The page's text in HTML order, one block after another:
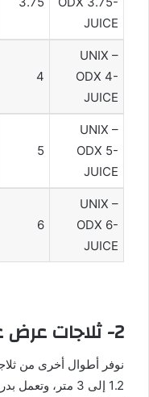
JUICE
UNIX –
ODX 4-
JUICE
4
UNIX –
ODX 5-
JUICE
5
UNIX –
ODX 6-
JUICE
6
2- ثلاجات عرض عصير مكشوفة
نوفر أطوال أخرى من